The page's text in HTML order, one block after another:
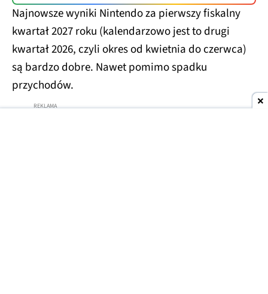
Najnowsze wyniki Nintendo za pierwszy fiskalny
kwartał 2027 roku (kalendarzowo jest to drugi
kwartał 2026, czyli okres od kwietnia do czerwca)
są bardzo dobre. Nawet pomimo spadku
przychodów.